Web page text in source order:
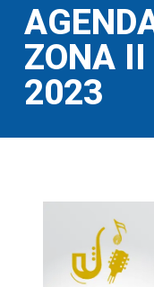
ZONA
2023